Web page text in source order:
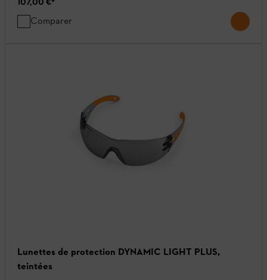
107,00 €*
Comparer
Lunettes de protection DYNAMIC LIGHT PLUS,
teintées